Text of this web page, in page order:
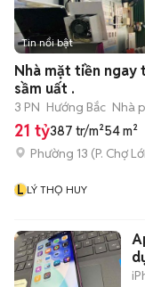
Tin nổi bật
Nhà mặt tiền ngay
sầm uất .
3 PN Hướng Bắc Nhà
21 tỷ387 tr/m²54 m²
Phường 13 (P. Chợ
L LÝ THỌ HUY